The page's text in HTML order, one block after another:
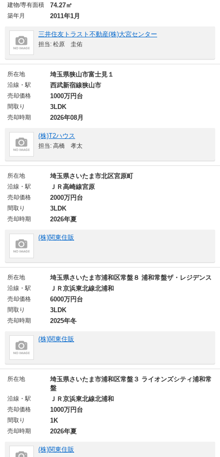
建物/専有面積 74.27㎡
築年月 2011年1月
三井住友トラスト不動産(株)大宮センター
担当: 松原 圭佑
所在地 埼玉県狭山市富士見１
沿線・駅 西武新宿線狭山市
売却価格 1000万円台
間取り 3LDK
売却時期 2026年08月
(株)T2ハウス
担当: 高橋 孝太
所在地 埼玉県さいたま市北区宮原町
沿線・駅 ＪＲ高崎線宮原
売却価格 2000万円台
間取り 3LDK
売却時期 2026年夏
(株)関東住販
所在地 埼玉県さいたま市浦和区常盤８ 浦和常盤ザ・レジデンス
沿線・駅 ＪＲ京浜東北線北浦和
売却価格 6000万円台
間取り 3LDK
売却時期 2025年冬
(株)関東住販
所在地
埼玉県さいたま市浦和区常盤３ ライオンズシティ浦和常
盤
沿線・駅 ＪＲ京浜東北線北浦和
売却価格 1000万円台
間取り 1K
売却時期 2026年夏
(株)関東住販